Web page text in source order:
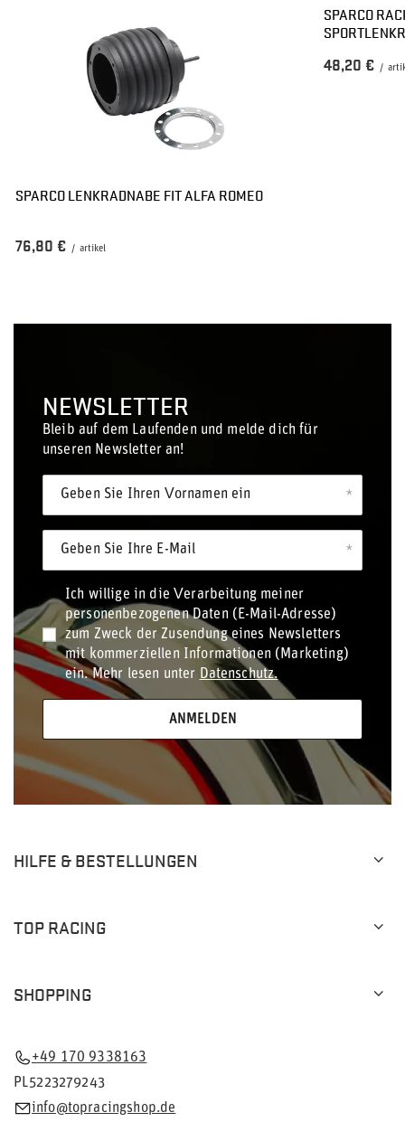
SPARCO LENKRADNABE FIT ALFA ROMEO
76,80 € / artikel
SPARCO
48,20 € /
NEWSLETTER
Bleib auf dem Laufenden und melde dich für
unseren Newsletter an!
Geben Sie Ihren Vornamen ein
Geben Sie Ihre E-Mail
Ich willige in die Verarbeitung meiner
personenbezogenen Daten (E-Mail-Adresse)
zum Zweck der Zusendung eines Newsletters
mit kommerziellen Informationen (Marketing)
ein. Mehr lesen unter Datenschutz.
ANMELDEN
HILFE & BESTELLUNGEN
TOP RACING
SHOPPING
+49 170 9338163
PL5223279243
info@topracingshop.de